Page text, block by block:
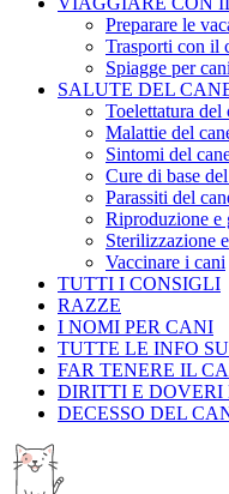
Preparare le
Trasporti con il
Spiagge per cani
SALUTE DEL
Toelettatura del
Malattie del
Sintomi del
Cure di base
Parassiti del
Riproduzione e
Sterilizzazione
Vaccinare i cani
TUTTI I CONSIGLI
RAZZE
I NOMI PER CANI
TUTTE LE INFO
FAR TENERE IL
DIRITTI E DOVERI
DECESSO DEL